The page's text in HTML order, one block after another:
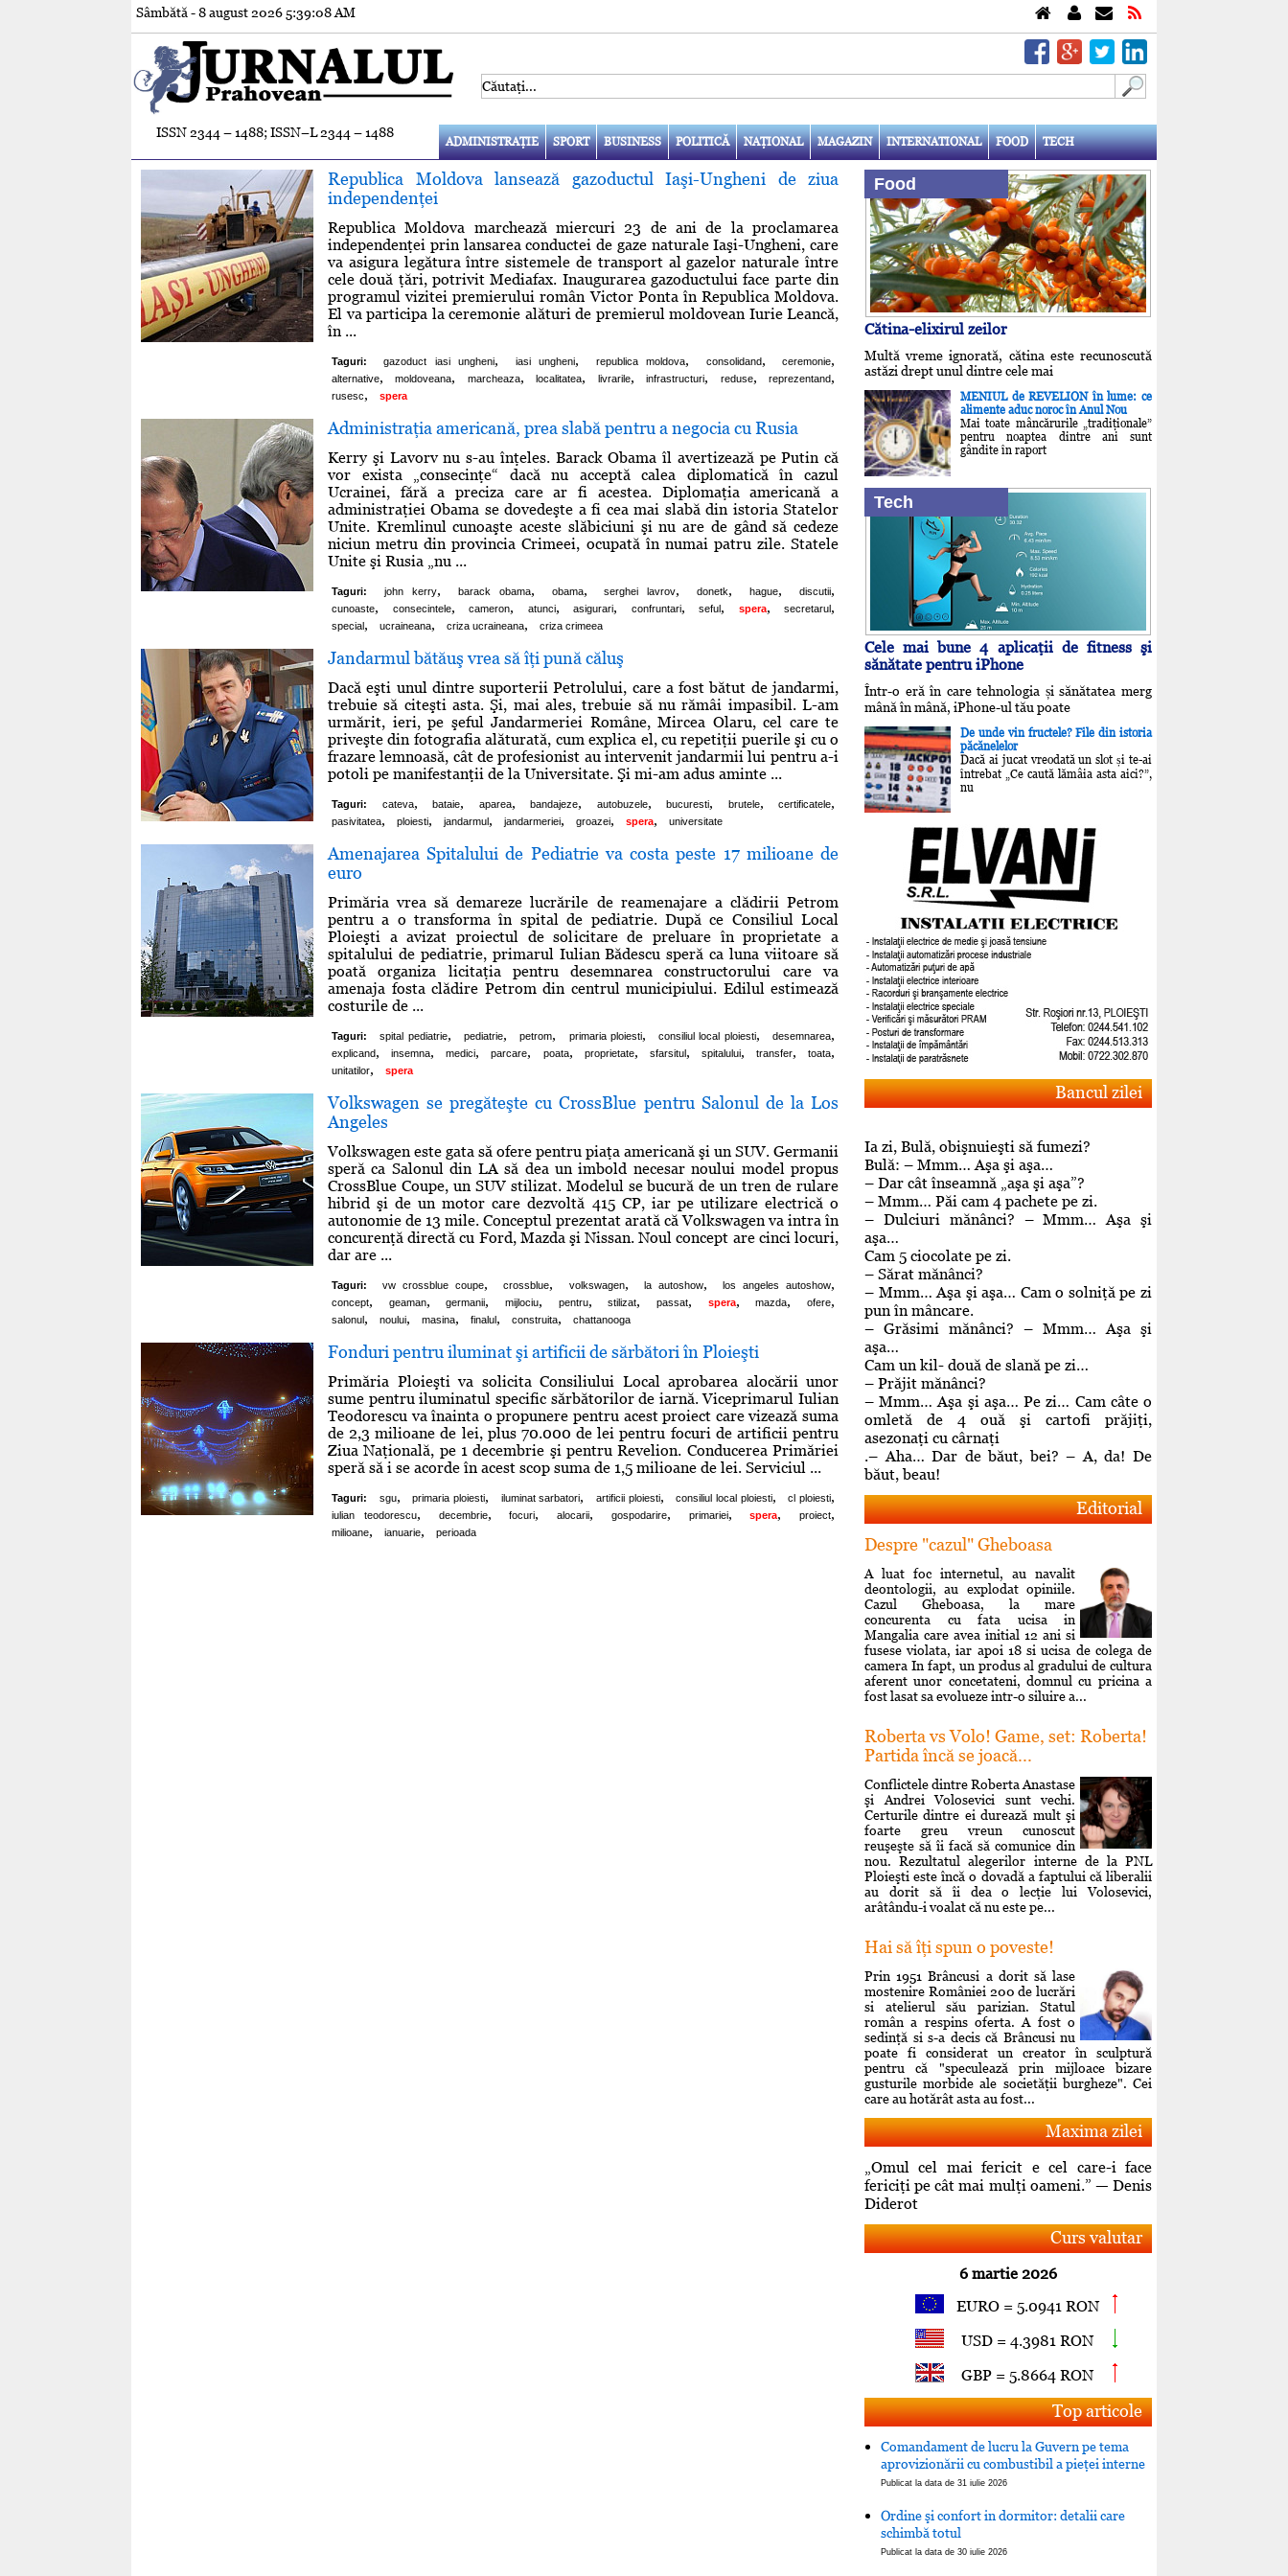
Sâmbătă - 8 august 2026 5:39:09 AM
ISSN 2344 – 1488; ISSN–L 2344 – 1488
ADMINISTRAŢIE SPORT BUSINESS POLITICĂ NAŢIONAL MAGAZIN INTERNATIONAL FOOD TECH
Republica Moldova lansează gazoductul Iaşi-Ungheni de ziua
independenţei
Republica Moldova marchează miercuri 23 de ani de la proclamarea
independenţei prin lansarea conductei de gaze naturale Iaşi-Ungheni, care
va asigura legătura între sistemele de transport al gazelor naturale între
cele două ţări, potrivit Mediafax. Inaugurarea gazoductului face parte din
programul vizitei premierului român Victor Ponta în Republica Moldova.
El va participa la ceremonie alături de premierul moldovean Iurie Leancă,
în ...
Taguri: gazoduct iasi ungheni, iasi ungheni, republica moldova, consolidand, ceremonie,
alternative, moldoveana, marcheaza, localitatea, livrarile, infrastructuri, reduse, reprezentand,
rusesc, spera
Administraţia americană, prea slabă pentru a negocia cu Rusia
Kerry şi Lavorv nu s-au înţeles. Barack Obama îl avertizează pe Putin că
vor exista „consecinţe“ dacă nu acceptă calea diplomatică în cazul
Ucrainei, fără a preciza care ar fi acestea. Diplomaţia americană a
administraţiei Obama se dovedeşte a fi cea mai slabă din istoria Statelor
Unite. Kremlinul cunoaşte aceste slăbiciuni şi nu are de gând să cedeze
niciun metru din provincia Crimeei, ocupată în numai patru zile. Statele
Unite şi Rusia „nu ...
Taguri: john kerry, barack obama, obama, serghei lavrov, donetk, hague, discutii,
cunoaste, consecintele, cameron, atunci, asigurari, confruntari, seful, spera, secretarul,
special, ucraineana, criza ucraineana, criza crimeea
Jandarmul bătăuş vrea să îţi pună căluş
Dacă eşti unul dintre suporterii Petrolului, care a fost bătut de jandarmi,
trebuie să citeşti asta. Şi, mai ales, trebuie să nu rămâi impasibil. L-am
urmărit, ieri, pe şeful Jandarmeriei Române, Mircea Olaru, cel care te
priveşte din fotografia alăturată, cum explica el, cu repetiţii puerile şi cu o
frazare lemnoasă, cât de profesionist au intervenit jandarmii lui pentru a-i
potoli pe manifestanţii de la Universitate. Şi mi-am adus aminte ...
Taguri: cateva, bataie, aparea, bandajeze, autobuzele, bucuresti, brutele, certificatele,
pasivitatea, ploiesti, jandarmul, jandarmeriei, groazei, spera, universitate
Amenajarea Spitalului de Pediatrie va costa peste 17 milioane de
euro
Primăria vrea să demareze lucrările de reamenajare a clădirii Petrom
pentru a o transforma în spital de pediatrie. După ce Consiliul Local
Ploieşti a avizat proiectul de solicitare de preluare în proprietate a
spitalului de pediatrie, primarul Iulian Bădescu speră ca luna viitoare să
poată organiza licitaţia pentru desemnarea constructorului care va
amenaja fosta clădire Petrom din centrul municipiului. Edilul estimează
costurile de ...
Taguri: spital pediatrie, pediatrie, petrom, primaria ploiesti, consiliul local ploiesti, desemnarea,
explicand, insemna, medici, parcare, poata, proprietate, sfarsitul, spitalului, transfer, toata,
unitatilor, spera
Volkswagen se pregăteşte cu CrossBlue pentru Salonul de la Los
Angeles
Volkswagen este gata să ofere pentru piaţa americană şi un SUV. Germanii
speră ca Salonul din LA să dea un imbold necesar noului model propus
CrossBlue Coupe, un SUV stilizat. Modelul se bucură de un tren de rulare
hibrid şi de un motor care dezvoltă 415 CP, iar pe utilizare electrică o
autonomie de 13 mile. Conceptul prezentat arată că Volkswagen va intra în
concurenţă directă cu Ford, Mazda şi Nissan. Noul concept are cinci locuri,
dar are ...
Taguri: vw crossblue coupe, crossblue, volkswagen, la autoshow, los angeles autoshow,
concept, geaman, germanii, mijlociu, pentru, stilizat, passat, spera, mazda, ofere,
salonul, noului, masina, finalul, construita, chattanooga
Fonduri pentru iluminat şi artificii de sărbători în Ploieşti
Primăria Ploieşti va solicita Consiliului Local aprobarea alocării unor
sume pentru iluminatul specific sărbătorilor de iarnă. Viceprimarul Iulian
Teodorescu va înainta o propunere pentru acest proiect care vizează suma
de 2,3 milioane de lei, plus 70.000 de lei pentru focuri de artificii pentru
Ziua Naţională, pe 1 decembrie şi pentru Revelion. Conducerea Primăriei
speră să i se acorde în acest scop suma de 1,5 milioane de lei. Serviciul ...
Taguri: sgu, primaria ploiesti, iluminat sarbatori, artificii ploiesti, consiliul local ploiesti, cl ploiesti,
iulian teodorescu, decembrie, focuri, alocarii, gospodarire, primariei, spera, proiect,
milioane, ianuarie, perioada
Food
Cătina-elixirul zeilor
Multă vreme ignorată, cătina este recunoscută
astăzi drept unul dintre cele mai
MENIUL de REVELION în lume: ce
alimente aduc noroc în Anul Nou
Mai toate mâncărurile „tradiţionale”
pentru noaptea dintre ani sunt
gândite în raport
Tech
Cele mai bune 4 aplicaţii de fitness şi
sănătate pentru iPhone
Într-o eră în care tehnologia și sănătatea merg
mână în mână, iPhone-ul tău poate
De unde vin fructele? File din istoria
păcănelelor
Dacă ai jucat vreodată un slot și te-ai
întrebat „Ce caută lămâia asta aici?”,
nu
Bancul zilei
Ia zi, Bulă, obişnuieşti să fumezi?
Bulă: – Mmm… Aşa şi aşa…
– Dar cât înseamnă „aşa şi aşa”?
– Mmm… Păi cam 4 pachete pe zi.
– Dulciuri mănânci? – Mmm… Aşa şi
aşa…
Cam 5 ciocolate pe zi.
– Sărat mănânci?
– Mmm… Aşa şi aşa… Cam o solniţă pe zi
pun în mâncare.
– Grăsimi mănânci? – Mmm… Aşa şi
aşa…
Cam un kil- două de slană pe zi…
– Prăjit mănânci?
– Mmm… Aşa şi aşa… Pe zi… Cam câte o
omletă de 4 ouă şi cartofi prăjiţi,
asezonaţi cu cârnaţi
.– Aha… Dar de băut, bei? – A, da! De
băut, beau!
Editorial
Despre "cazul" Gheboasa
A luat foc internetul, au navalit
deontologii, au explodat opiniile.
Cazul Gheboasa, la mare
concurenta cu fata ucisa in
Mangalia care avea initial 12 ani si
fusese violata, iar apoi 18 si ucisa de colega de
camera In fapt, un produs al gradului de cultura
aferent unor concetateni, domnul cu pricina a
fost lasat sa evolueze intr-o siluire a...
Roberta vs Volo! Game, set: Roberta!
Partida încă se joacă...
Conflictele dintre Roberta Anastase
şi Andrei Volosevici sunt vechi.
Certurile dintre ei durează mult şi
foarte greu vreun cunoscut
reuşeşte să îi facă să comunice din
nou. Rezultatul alegerilor interne de la PNL
Ploieşti este încă o dovadă a faptului că liberalii
au dorit să îi dea o lecţie lui Volosevici,
arâtându-i voalat că nu este pe...
Hai să îţi spun o poveste!
Prin 1951 Brâncusi a dorit să lase
mostenire României 200 de lucrări
si atelierul său parizian. Statul
român a respins oferta. A fost o
sedinţă si s-a decis că Brâncusi nu
poate fi considerat un creator în sculptură
pentru că "speculează prin mijloace bizare
gusturile morbide ale societăţii burgheze". Cei
care au hotărât asta au fost...
Maxima zilei
„Omul cel mai fericit e cel care-i face
fericiţi pe cât mai mulţi oameni.” — Denis
Diderot
Curs valutar
6 martie 2026
EURO = 5.0941 RON
USD = 4.3981 RON
GBP = 5.8664 RON
Top articole
Comandament de lucru la Guvern pe tema
aprovizionării cu combustibil a pieţei interne
Publicat la data de 31 iulie 2026
Ordine şi confort in dormitor: detalii care
schimbă totul
Publicat la data de 30 iulie 2026